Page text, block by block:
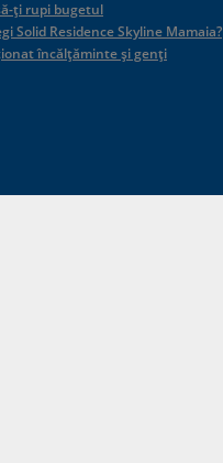
ți rupi bugetul
Solid Residence Skyline Mamaia?
încălțăminte și genți